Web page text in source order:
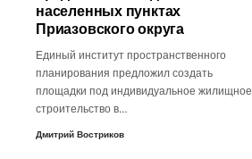
населенных пунктах
Приазовского округа
Единый институт пространственного
планирования предложил создать
площадки под индивидуальное жилищное
строительство в…
Дмитрий Востриков